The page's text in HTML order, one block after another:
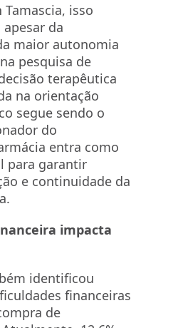
Tamascia, isso
da
maior autonomia
pesquisa de
terapêutica
na orientação
segue sendo o
do
entra como
para garantir
e continuidade da
impacta
identificou
financeiras
de